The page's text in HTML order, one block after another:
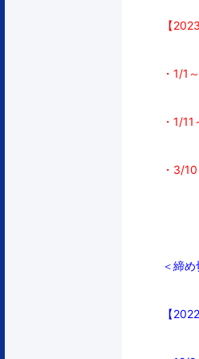
【
・1/1
・1/
・3/
＜締
【